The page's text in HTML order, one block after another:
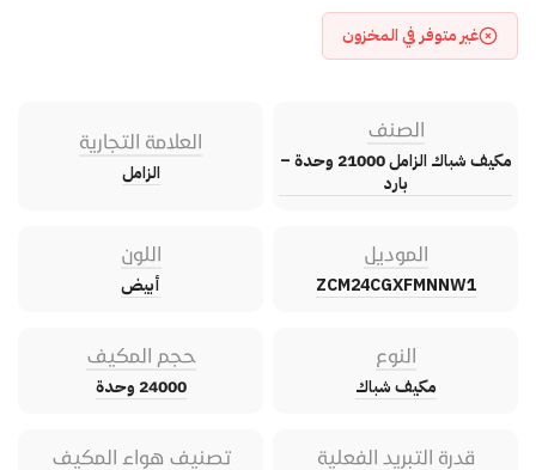
غير متوفر في المخزون
الصنف
مكيف شباك الزامل 21000 وحدة –
بارد
العلامة التجارية
الزامل
الموديل
ZCM24CGXFMNNW1
اللون
أبيض
النوع
مكيف شباك
حجم المكيف
24000 وحدة
قدرة التبريد الفعلية تصنيف هواء المكيف